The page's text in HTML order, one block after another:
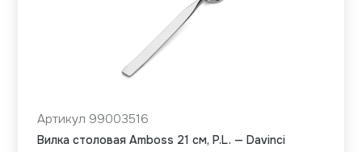
Артикул 99003516
Вилка столовая Amboss 21 см, P.L. — Davinci